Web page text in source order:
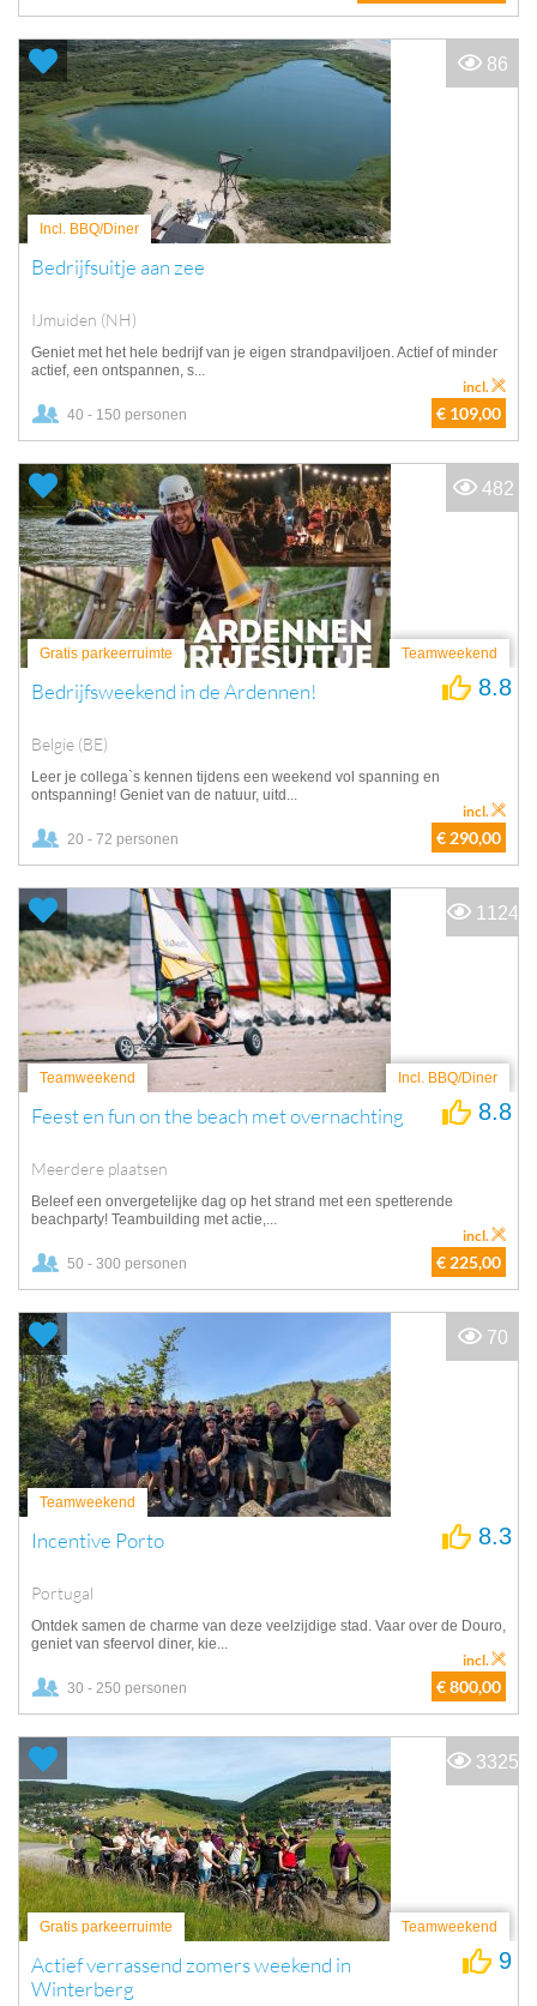
Incl. BBQ/Diner
Bedrijfsuitje aan zee
IJmuiden (NH)
Geniet met het hele bedrijf van je eigen strandpaviljoen. Actief of minder
actief, een ontspannen, s...
40 - 150 personen € 109,00
incl.
86
Gratis parkeerruimte Teamweekend
Bedrijfsweekend in de Ardennen!
Belgie (BE)
8.8
Leer je collega`s kennen tijdens een weekend vol spanning en
ontspanning! Geniet van de natuur, uitd...
20 - 72 personen € 290,00
incl.
482
Teamweekend Incl. BBQ/Diner
Feest en fun on the beach met overnachting
Meerdere plaatsen
8.8
Beleef een onvergetelijke dag op het strand met een spetterende
beachparty! Teambuilding met actie,...
50 - 300 personen € 225,00
incl.
1124
Teamweekend
Incentive Porto
Portugal
8.3
Ontdek samen de charme van deze veelzijdige stad. Vaar over de Douro,
geniet van sfeervol diner, kie...
30 - 250 personen € 800,00
incl.
70
Gratis parkeerruimte Teamweekend
Actief verrassend zomers weekend in
Winterberg
9
3325